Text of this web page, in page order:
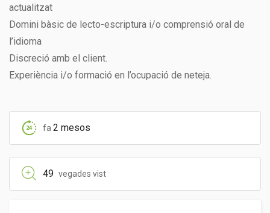
actualitzat
Domini bàsic de lecto-escriptura i/o comprensió oral de
l’idioma
Discreció amb el client.
Experiència i/o formació en l’ocupació de neteja.
fa2 mesos
49 vegades vist